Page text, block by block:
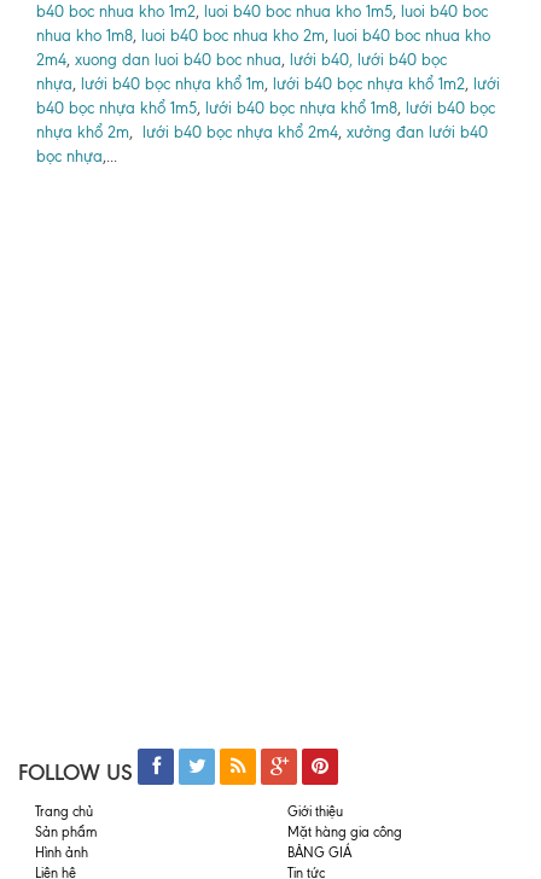
b40 boc nhua kho 1m2, luoi b40 boc nhua kho 1m5, luoi b40 boc
nhua kho 1m8, luoi b40 boc nhua kho 2m, luoi b40 boc nhua kho
2m4, xuong dan luoi b40 boc nhua, lưới b40, lưới b40 bọc
nhựa, lưới b40 bọc nhựa khổ 1m, lưới b40 bọc nhựa khổ 1m2, lưới
b40 bọc nhựa khổ 1m5, lưới b40 bọc nhựa khổ 1m8, lưới b40 bọc
nhựa khổ 2m, lưới b40 bọc nhựa khổ 2m4, xưởng đan lưới b40
bọc nhựa,...
FOLLOW US
Trang chủ
Giới thiệu
Sản phẩm
Mặt hàng gia công
Hình ảnh
BẢNG GIÁ
Liên hệ
Tin tức